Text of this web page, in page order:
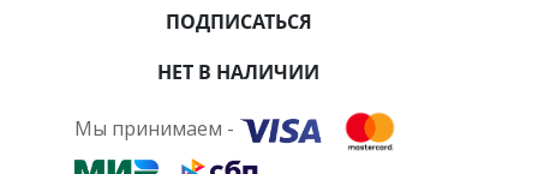
ПОДПИСАТЬСЯ
НЕТ В НАЛИЧИИ
Мы принимаем -